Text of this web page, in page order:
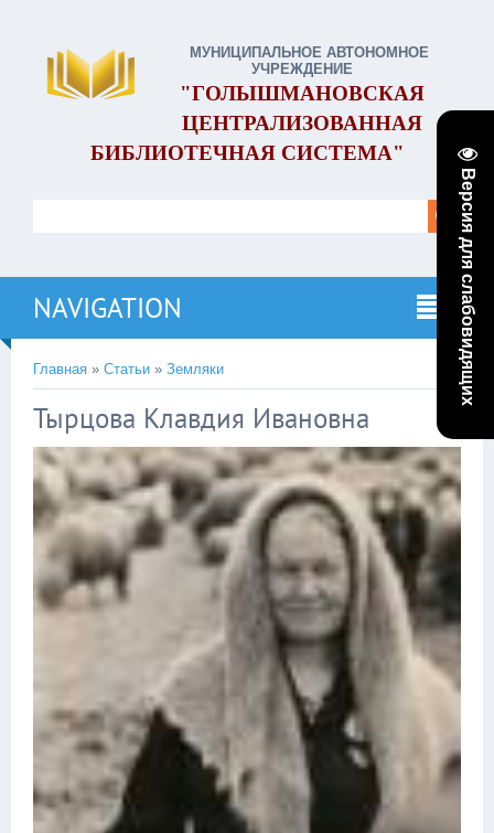
Версия для слабовидящих
МУНИЦИПАЛЬНОЕ АВТОНОМНОЕ
УЧРЕЖДЕНИЕ
"ГОЛЫШМАНОВСКАЯ
ЦЕНТРАЛИЗОВАННАЯ
БИБЛИОТЕЧНАЯ СИСТЕМА"
NAVIGATION
Главная » Статьи » Земляки
Тырцова Клавдия Ивановна